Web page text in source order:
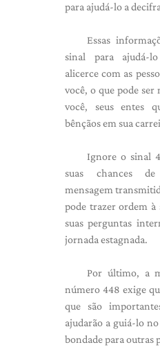
para ajudá-lo a
Essas
sinal para ajudá-
alicerce com as
você, o que pode ser
você, seus entes
bênçãos em sua
Ignore o sinal
suas chances
mensagem
pode trazer ordem à
suas perguntas
jornada estagnada.
Por último, a
número 448 exige
que são
ajudarão a guiá-lo
bondade para outras